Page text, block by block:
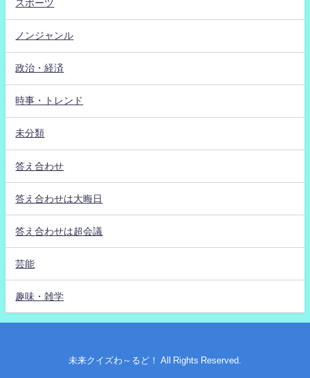
スポーツ
ノンジャンル
政治・経済
時事・トレンド
未分類
答え合わせ
答え合わせは大晦日
答え合わせは超会議
芸能
趣味・雑学
未来クイズわ～るど！ All Rights Reserved.